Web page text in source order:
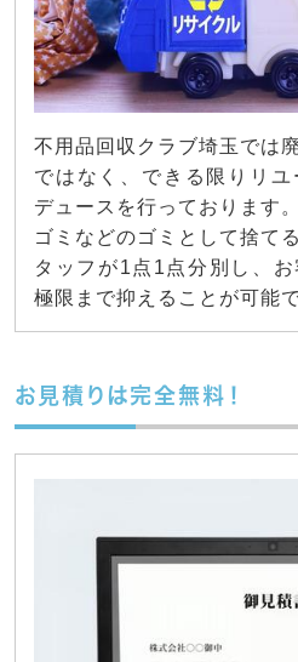
不用品回収クラブ埼玉では
ではなく、できる限りリユ
デュースを行っております
ゴミなどのゴミとして捨て
タッフが1点1点分別し、
極限まで抑えることが可能で
お見積りは完全無料！